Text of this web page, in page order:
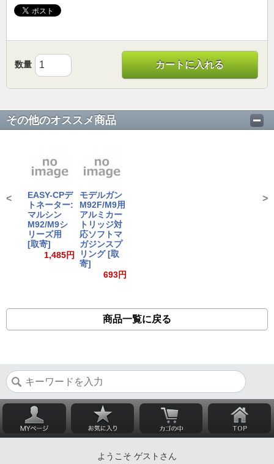
数量 カートに入れる
その他のオススメ商品
EASY-CPデ
トネーター:
マルシン
M92/M9シ
リーズ用
[取寄]
1,485円
モデルガン
M92F/M9用
アルミカー
トリッジ対
応ソフトマ
ガジンスプ
リング [取
寄]
693円
< >
商品一覧に戻る
ようこそ ゲストさん